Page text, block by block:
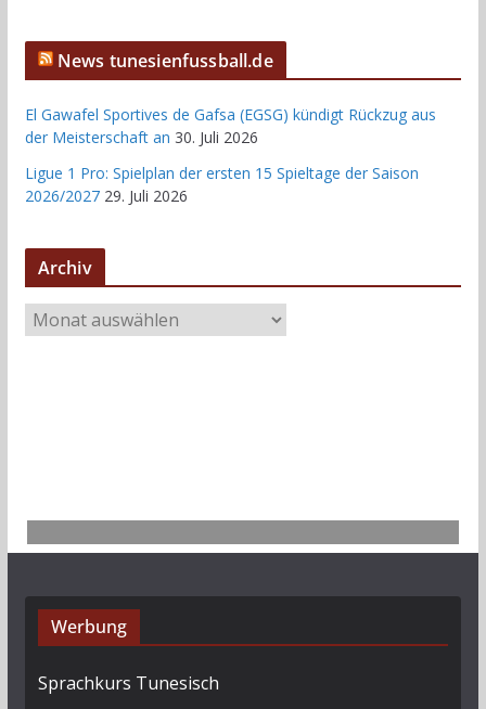
News tunesienfussball.de
El Gawafel Sportives de Gafsa (EGSG) kündigt Rückzug aus
der Meisterschaft an 30. Juli 2026
Ligue 1 Pro: Spielplan der ersten 15 Spieltage der Saison
2026/2027 29. Juli 2026
Archiv
r
Werbung
Sprachkurs Tunesisch